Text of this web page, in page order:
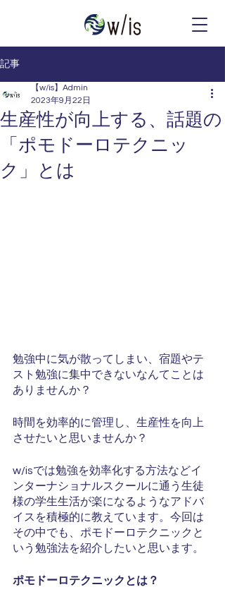
記事
生産性が向上する、話題の
「ポモドーロテクニッ
ク」とは
【w/is】Admin
2023年9月22日
勉強中に気が散ってしまい、宿題やテ
スト勉強に集中できないなんてことは
ありませんか？
時間を効率的に管理し、生産性を向上
させたいと思いませんか？
w/isでは勉強を効率化する方法などイ
ンターナショナルスクールに通う生徒
様の学生生活が楽になるようなアドバ
イスを積極的に教えています。今回は
その中でも、ポモドーロテクニックと
いう勉強法を紹介したいと思います。
ポモドーロテクニックとは？